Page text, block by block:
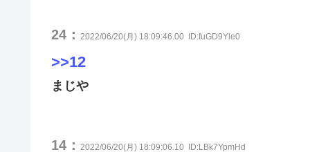
24： 2022/06/20(月) 18:09:46.00 ID:fuGD9Yle0
>>12
まじや
14： 2022/06/20(月) 18:09:06.10 ID:LBk7YpmHd